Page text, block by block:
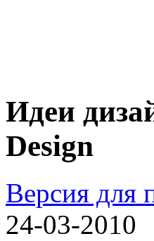
Идеи
Design
Версия для
24-03-2010